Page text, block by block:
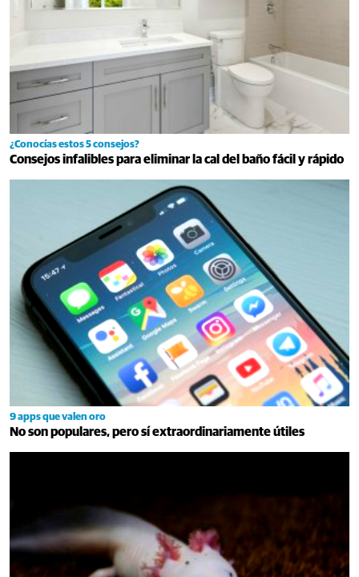
¿Conocías estos 5 consejos?
Consejos infalibles para eliminar la cal del baño fácil y rápido
9 apps que valen oro
No son populares, pero sí extraordinariamente útiles